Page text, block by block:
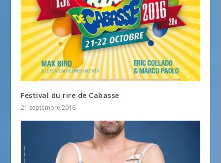
Festival du rire de Cabasse
21 septembre 2016